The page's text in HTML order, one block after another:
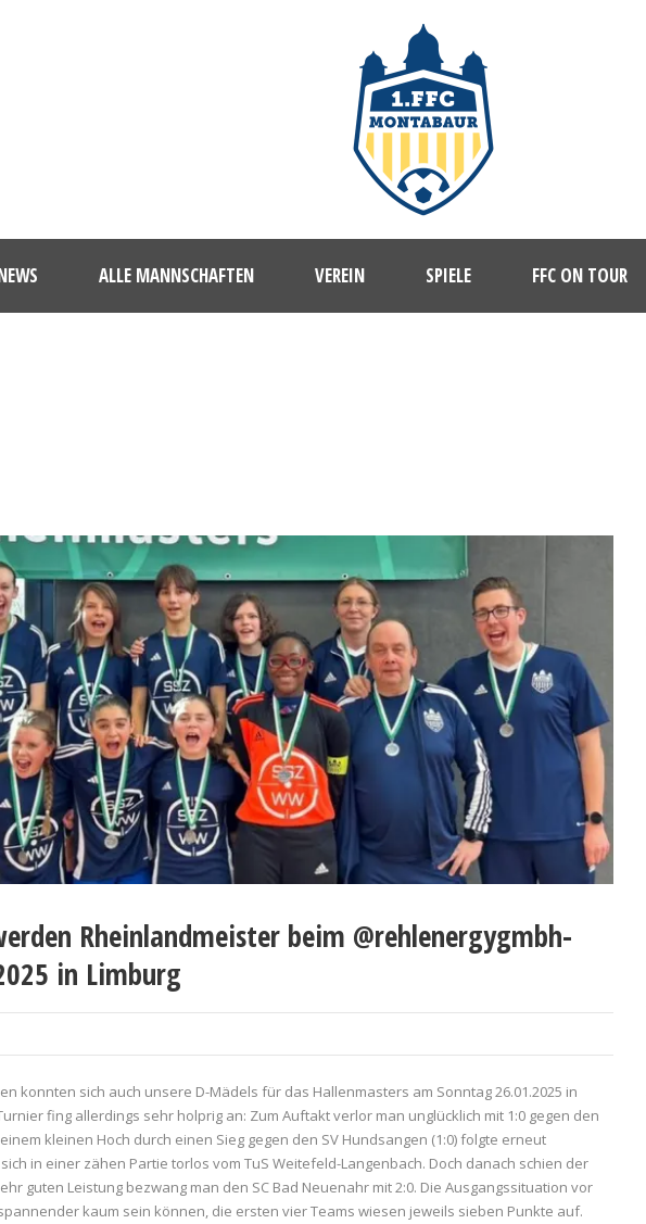
ALLE MANNSCHAFTEN VEREIN SPIELE FFC ON TOUR
Rheinlandmeister beim @rehlenergygmbh-
in Limburg
konnten sich auch unsere D-Mädels für das Hallenmasters am Sonntag 26.01.2025 in
fing allerdings sehr holprig an: Zum Auftakt verlor man unglücklich mit 1:0 gegen den
einem kleinen Hoch durch einen Sieg gegen den SV Hundsangen (1:0) folgte erneut
in einer zähen Partie torlos vom TuS Weitefeld-Langenbach. Doch danach schien der
guten Leistung bezwang man den SC Bad Neuenahr mit 2:0. Die Ausgangssituation vor
kaum sein können, die ersten vier Teams wiesen jeweils sieben Punkte auf.